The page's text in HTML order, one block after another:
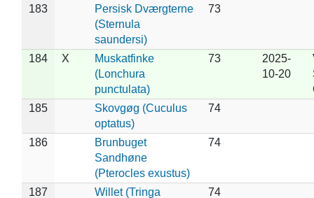
183
Persisk Dværgterne
(Sternula
saundersi)
73
184 X
Muskatfinke
(Lonchura
punctulata)
73
2025-
10-20
185
Skovgøg (Cuculus
optatus)
74
186
Brunbuget
Sandhøne
(Pterocles exustus)
74
187
Willet (Tringa
74